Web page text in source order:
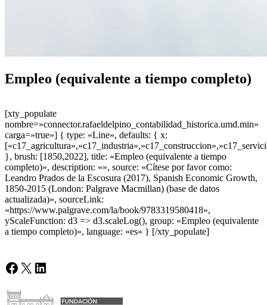
Empleo (equivalente a tiempo completo)
[xty_populate
nombre=»connector.rafaeldelpino_contabilidad_historica.umd.min»
carga=»true»] { type: «Line», defaults: { x:
}, brush: [1850,2022], title: «Empleo (equivalente a tiempo
completo)», description: «», source: «Cítese por favor como:
Leandro Prados de la Escosura (2017), Spanish Economic Growth,
1850-2015 (London: Palgrave Macmillan) (base de datos
actualizada)», sourceLink:
«https://www.palgrave.com/la/book/9783319580418»,
yScaleFunction: d3 => d3.scaleLog(), group: «Empleo (equivalente
a tiempo completo)», language: «es» } [/xty_populate]
Facebook
X LinkedIn